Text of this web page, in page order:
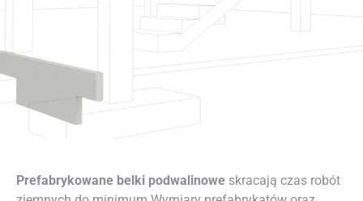
Prefabrykowane belki podwalinowe skracają czas robót